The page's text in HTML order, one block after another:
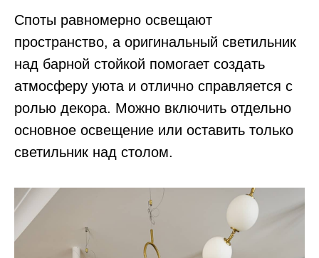
Споты равномерно освещают
пространство, а оригинальный светильник
над барной стойкой помогает создать
атмосферу уюта и отлично справляется с
ролью декора. Можно включить отдельно
основное освещение или оставить только
светильник над столом.